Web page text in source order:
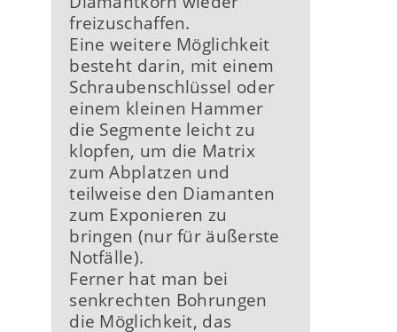
freizuschaffen.
Eine weitere Möglichkeit
besteht darin, mit einem
Schraubenschlüssel oder
einem kleinen Hammer
die Segmente leicht zu
klopfen, um die Matrix
zum Abplatzen und
teilweise den Diamanten
zum Exponieren zu
bringen (nur für äußerste
Notfälle).
Ferner hat man bei
senkrechten Bohrungen
die Möglichkeit, das